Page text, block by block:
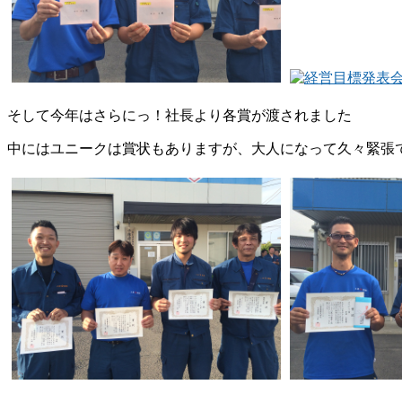
そして今年はさらにっ！社長より各賞が渡されました
中にはユニークは賞状もありますが、大人になって久々緊張